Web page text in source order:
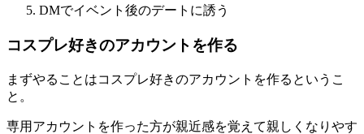
DMでイベント後のデートに誘う
コスプレ好きのアカウントを作る
まずやることはコスプレ好きのアカウントを作る というこ
と。
専用アカウントを作った方が親近感を覚えて親しくなりやす